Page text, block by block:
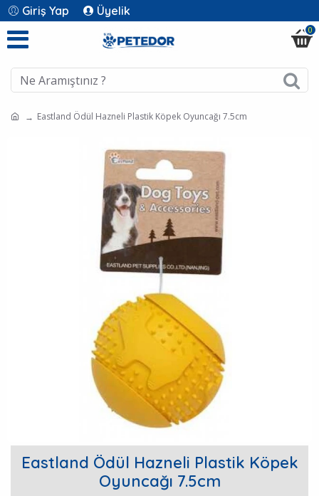
Giriş Yap Üyelik
0
Eastland Ödül Hazneli Plastik Köpek Oyuncağı 7.5cm
Eastland Ödül Hazneli Plastik Köpek
Oyuncağı 7.5cm